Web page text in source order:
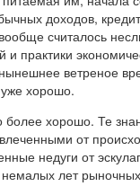
доходов,
считалось
и практики
ветреное
хорошо.
более хорошо. Те
от
недуги от
лет рыночных